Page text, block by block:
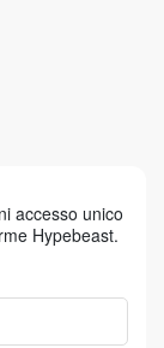
accesso unico
Hypebeast.